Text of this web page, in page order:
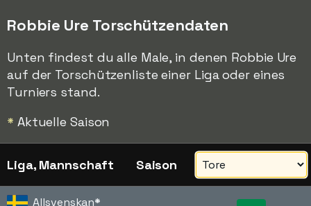
Robbie Ure Torschützendaten
Unten findest du alle Male, in denen Robbie Ure
auf der Torschützenliste einer Liga oder eines
Turniers stand.
* Aktuelle Saison
Liga, Mannschaft Saison
Allsvenskan*